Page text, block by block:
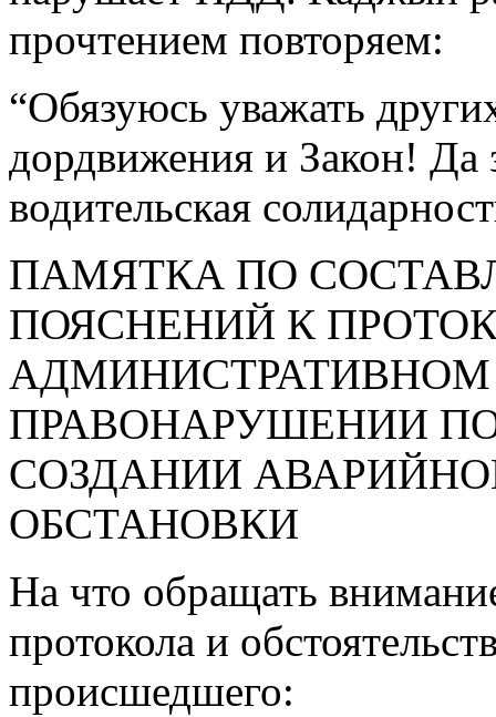
прочтением повторяем:
“Обязуюсь уважать
дордвижения и Закон! Да
водительская
ПАМЯТКА ПО
ПОЯСНЕНИЙ К
АДМИНИСТРАТИВНОМ
ПРАВОНАРУШЕНИИ
СОЗДАНИИ
ОБСТАНОВКИ
На что обращать
протокола и
происшедшего: